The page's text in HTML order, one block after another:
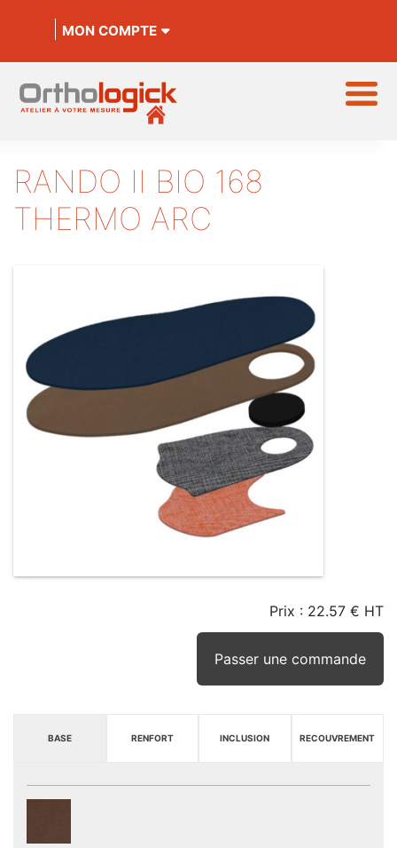
MON COMPTE
RANDO II BIO 168
THERMO ARC
STOCK
Prix : 22.57 € HT
Passer une commande
BASE RENFORT INCLUSION RECOUVREMENT